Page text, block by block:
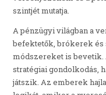
szintjét mutatja.
A pénzügyi világban a
befektetők, brókerek és
módszereket is
stratégiai gondolkodás,
játszik. Az emberek